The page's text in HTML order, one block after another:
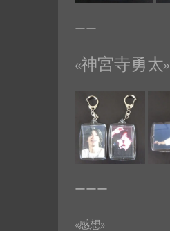
ーー
«神宮寺勇太»
ーーー
«感想»